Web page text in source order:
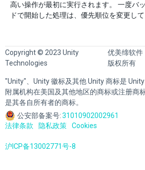
高い操作が最初に実行されます。 一度バ
ドで開始した処理は、優先順位を変更し
Copyright © 2023 Unity
Technologies
优美缔软件
版权所有
"Unity"、Unity 徽标及其他 Unity 商标是
附属机构在美国及其他地区的商标或注册商
是其各自所有者的商标。
公安部备案号:31010902002961
法律条款
隐私政策 Cookies
沪ICP备13002771号-8